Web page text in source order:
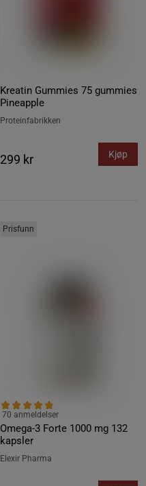
Kreatin Gummies 75 gummies
Pineapple
Proteinfabrikken
299 kr Kjøp
Prisfunn
Omega-3 Forte 1000 mg 132
kapsler
70 anmeldelser
Elexir Pharma